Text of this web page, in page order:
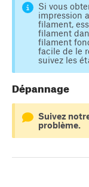
Si vous
impression
filament,
filament
filament
facile de le
suivez les
Dépannage
Suivez
problème.